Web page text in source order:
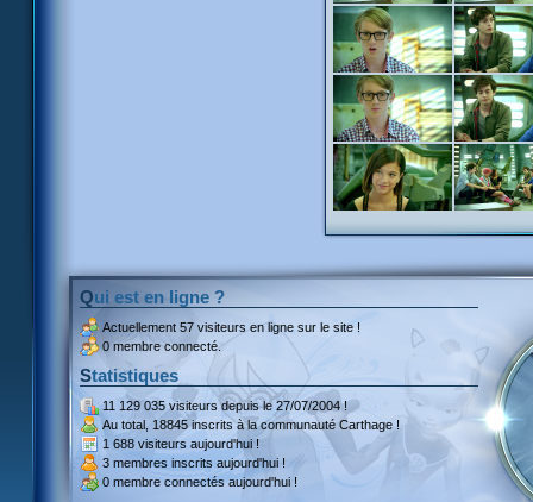
Qui est en ligne ?
Actuellement 57 visiteurs en ligne sur le site !
0 membre connecté.
Statistiques
11 129 035 visiteursdepuis le 27/07/2004 !
Au total, 18845 inscritsà la communauté Carthage !
1 688 visiteurs aujourd'hui !
3 membres inscrits aujourd'hui !
0 membre connectés aujourd'hui !